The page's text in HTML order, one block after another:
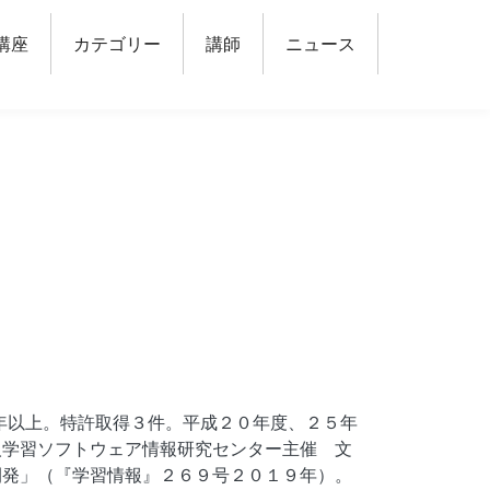
座 カテゴリー 講師 ニュース
以上。特許取得３件。平成２０年度、２５年
習ソフトウェア情報研究センター主催 文
」（『学習情報』２６９号２０１９年）。